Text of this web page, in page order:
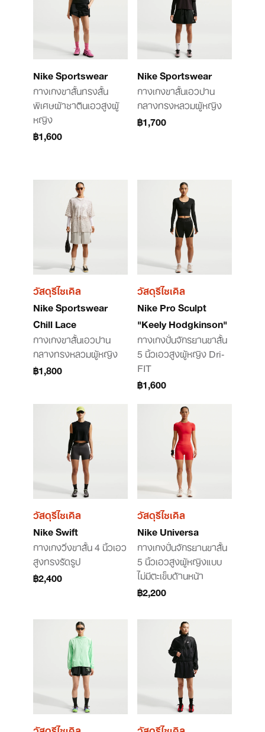
Nike Sportswear
กางเกงขาสั้นทรงสั้น
พิเศษผ้าซาตินเอวสูงผู้
หญิง
฿1,600
Nike Sportswear
กางเกงขาสั้นเอวปาน
กลางทรงหลวมผู้หญิง
฿1,700
วัสดุรีไซเคิล
Nike Sportswear
Chill Lace
กางเกงขาสั้นเอวปาน
กลางทรงหลวมผู้หญิง
฿1,800
วัสดุรีไซเคิล
Nike Pro Sculpt
"Keely Hodgkinson"
กางเกงปั่นจักรยานขาสั้น
5 นิ้วเอวสูงผู้หญิง Dri-
FIT
฿1,600
วัสดุรีไซเคิล
Nike Swift
กางเกงวิ่งขาสั้น 4 นิ้วเอว
สูงทรงรัดรูป
฿2,400
วัสดุรีไซเคิล
Nike Universa
กางเกงปั่นจักรยานขาสั้น
5 นิ้วเอวสูงผู้หญิงแบบ
ไม่มีตะเข็บด้านหน้า
฿2,200